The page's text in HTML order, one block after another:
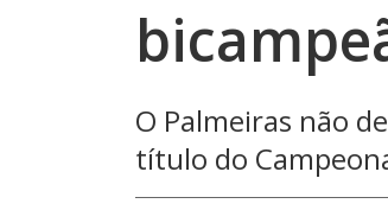
O Palmeiras não
título do